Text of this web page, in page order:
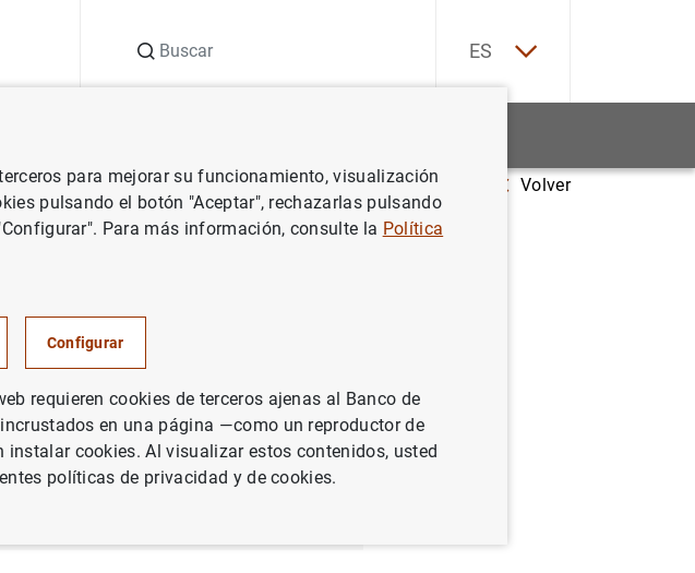
ES
Volver
la guía de
de TIBER-ES
para mejorar su funcionamiento, visualización
pulsando el botón "Aceptar", rechazarlas pulsando
Para más información, consulte la Política
Configurar
requieren cookies de terceros ajenas al Banco de
en una página —como un reproductor de
cookies. Al visualizar estos contenidos, usted
políticas de privacidad y de cookies.